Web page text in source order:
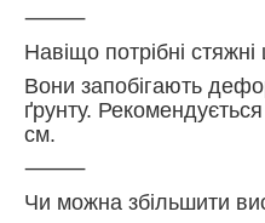
⸻
Навіщо потрібні
Вони запобігають
ґрунту.
см.
⸻
Чи можна збільшити